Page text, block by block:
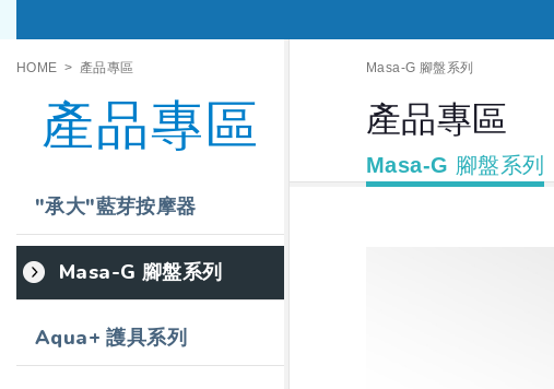
HOME 產品專區
產品專區
"承大"藍芽按摩器
Masa-G 腳盤系列
Aqua+ 護具系列
Masa-G 腳盤系列
產品專區
Masa-G 腳盤系列